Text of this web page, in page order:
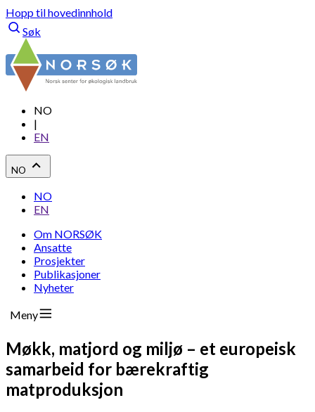
Hopp til hovedinnhold
Søk
NO
|
EN
NO
NO
EN
Om NORSØK
Ansatte
Prosjekter
Publikasjoner
Nyheter
Meny
Møkk, matjord og miljø – et europeisk
samarbeid for bærekraftig
matproduksjon